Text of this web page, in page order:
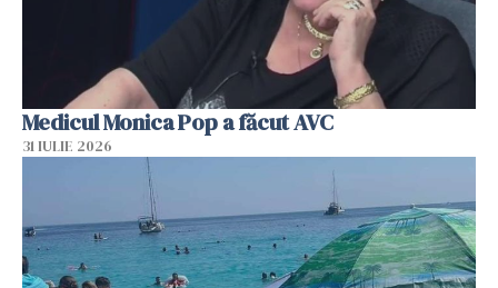
Medicul Monica Pop a făcut AVC
31 IULIE 2026